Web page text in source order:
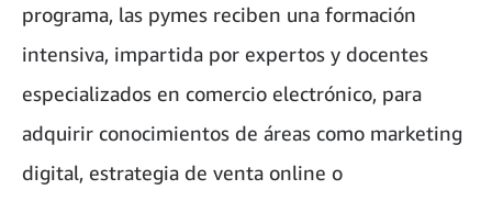
programa, las pymes reciben una formación
intensiva, impartida por expertos y docentes
especializados en comercio electrónico, para
adquirir conocimientos de áreas como marketing
digital, estrategia de venta online o